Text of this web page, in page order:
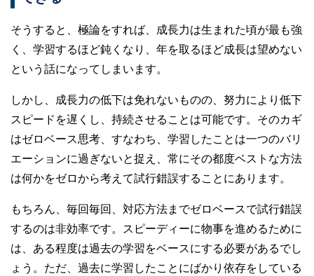
そうすると、極論をすれば、成長力は生まれた頃が最も強
く、学習するほど鈍くなり、年を取るほど成長は望めない
という話になってしまいます。
しかし、成長力の低下は免れないものの、努力により低下
スピードを遅くし、持続させることは可能です。そのカギ
はゼロベース思考、すなわち、学習したことは一つのバリ
エーションに過ぎないと捉え、常にその都度ベストな方法
は何かをゼロから考えて試行錯誤することにあります。
もちろん、毎回毎回、対応方法までゼロベースで試行錯誤
するのは非効率です。スピーディーに物事を進めるために
は、ある程度は過去の学習をベースにする必要があるでし
ょう。ただ、過去に学習したことにばかり依存をしている